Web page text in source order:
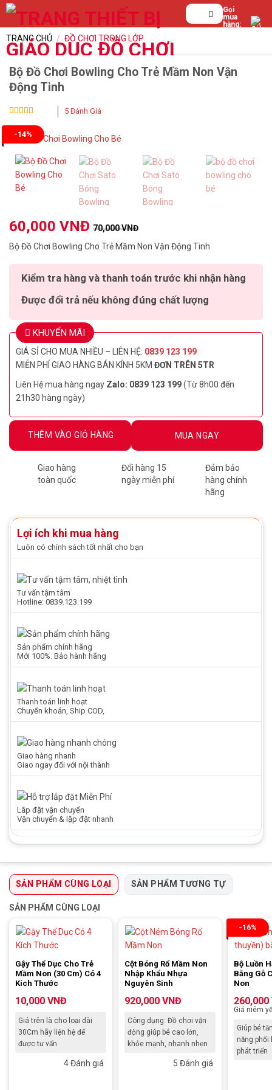
Bỏ
nội
dung
Tìm
kiếm:
Gọi
mua
hàng:
TRANG CHỦ / ĐỒ CHƠI TRONG LỚP
Bộ Đồ Chơi Bowling Cho Trẻ Mầm Non Vận
Động Tinh
5trên 5 dựa
trên
5
đánh
giá
5Đánh Giá
-14%
60,000 VNĐ 70,000VNĐ
Bộ Đồ Chơi Bowling Cho Trẻ Mầm Non Vận Động Tinh
Kiểm tra hàng và thanh toán trước khi nhận hàng
Được đổi trả nếu không đúng chất lượng
KHUYẾN MÃI
GIÁ SỈ CHO MUA NHIỀU – LIÊN HỆ: 0839 123 199
MIỄN PHÍ GIAO HÀNG BÁN KÍNH 5KM ĐƠN TRÊN 5TR
Liên Hệ mua hàng ngay Zalo: 0839 123 199(Từ 8h00 đến
21h30 hàng ngày)
THÊM VÀO GIỎ HÀNG MUA NGAY
Giao hàng
toàn quốc
Đổi hàng 15
ngày miễn phí
Đảm bảo
hàng chính
hãng
Lợi ích khi mua hàng
Luôn có chính sách tốt nhất cho bạn
Tư vấn tậm tâm
Hotline: 0839.123.199
Sản phẩm chính hãng
Mới 100%. Bảo hành hãng
Thanh toán linh hoạt
Chuyển khoản, Ship COD,
Giao hàng nhanh
Giao ngay đối với nội thành
Lắp đặt vận chuyển
Vận chuyển & lặp đặt nhanh
SẢN PHẨM CÙNG LOẠI SẢN PHẨM TƯƠNG TỰ
SẢN PHẨM CÙNG LOẠI
Gậy Thể Dục Cho Trẻ
Mầm Non (30 Cm) Có 4
Kích Thước
4 Đánh giá
10,000 VNĐ
Giá trên là cho loại dài
30Cm hãy liện hệ để
được tư vấn
Cột Bóng Rổ Mầm Non
Nhập Khẩu Nhựa
Nguyên Sinh
5 Đánh giá
920,000 VNĐ
Công dụng: Đồ chơi vận
động giúp bé cao lớn,
khỏe mạnh, nhanh nhẹn
-16%
Bộ Luồn
Bằng Gỗ
Non
260,000
Giá niêm
Giúp bé
năng phối
phát triển